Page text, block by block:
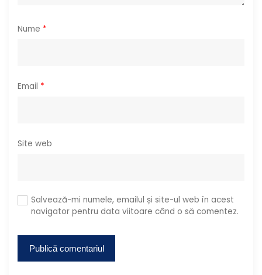
Nume *
Email *
Site web
Salvează-mi numele, emailul și site-ul web în acest
navigator pentru data viitoare când o să comentez.